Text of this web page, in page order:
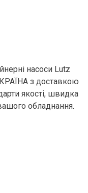
насоси Lutz
з доставкою
якості, швидка
обладнання.